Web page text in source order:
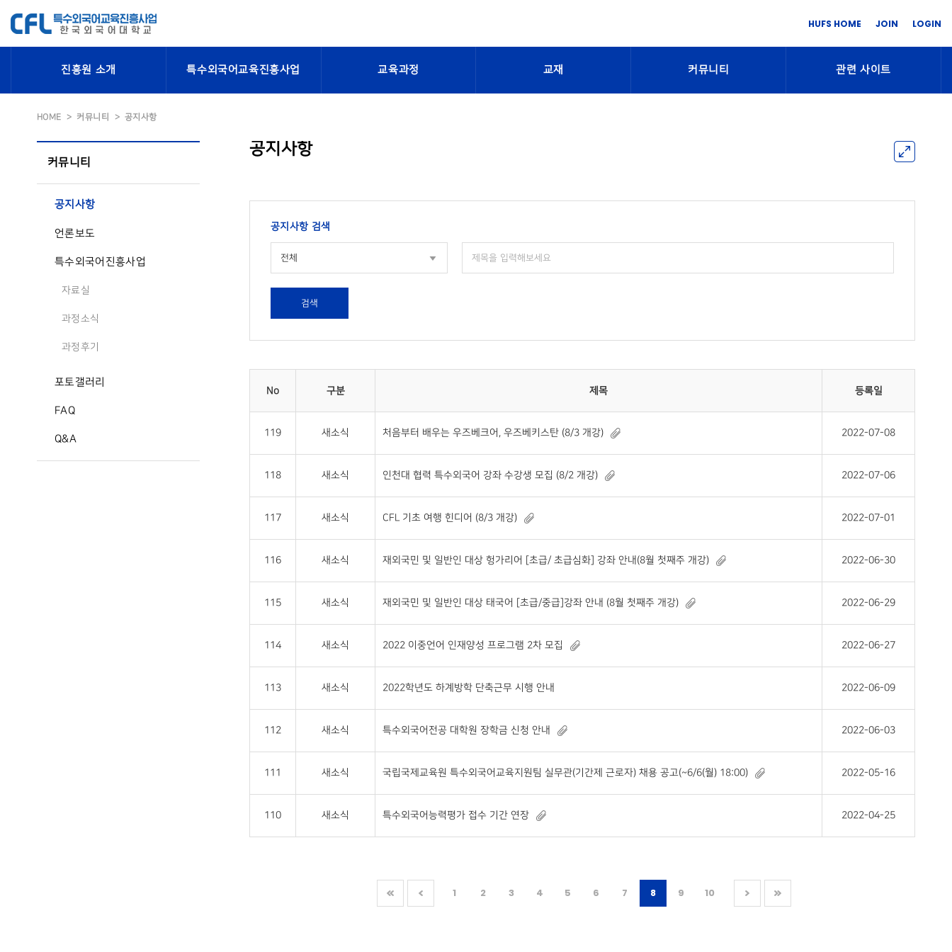
HUFS HOME JOIN LOGIN
진흥원 소개 특수외국어교육진흥사업 교육과정 교재 커뮤니티 관련 사이트
HOME 커뮤니티 공지사항
커뮤니티
공지사항
언론보도
특수외국어진흥사업
자료실
과정소식
과정후기
포토갤러리
FAQ
Q&A
공지사항
공지사항 검색
전체
검색
No 구분 제목 등록일
119 새소식 처음부터 배우는 우즈베크어, 우즈베키스탄 (8/3 개강) 2022-07-08
118 새소식 인천대 협력 특수외국어 강좌 수강생 모집 (8/2 개강) 2022-07-06
117 새소식 CFL 기초 여행 힌디어 (8/3 개강) 2022-07-01
116 새소식 재외국민 및 일반인 대상 헝가리어 [초급/ 초급심화] 강좌 안내(8월 첫째주 개강) 2022-06-30
115 새소식 재외국민 및 일반인 대상 태국어 [초급/중급]강좌 안내 (8월 첫째주 개강) 2022-06-29
114 새소식 2022 이중언어 인재양성 프로그램 2차 모집 2022-06-27
113 새소식 2022학년도 하계방학 단축근무 시행 안내 2022-06-09
112 새소식 특수외국어전공 대학원 장학금 신청 안내 2022-06-03
111 새소식 국립국제교육원 특수외국어교육지원팀 실무관(기간제 근로자) 채용 공고(~6/6(월) 18:00) 2022-05-16
110 새소식 특수외국어능력평가 접수 기간 연장 2022-04-25
1 2 3 4 5 6 7 8 9 10